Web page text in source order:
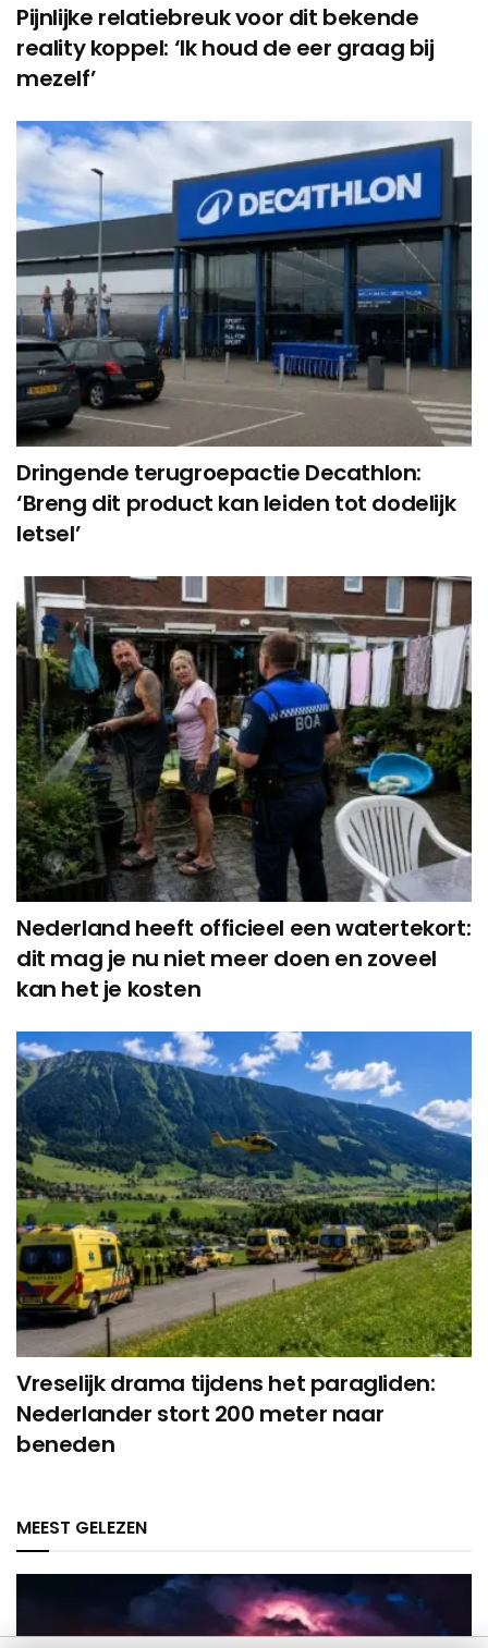
Pijnlijke relatiebreuk voor dit bekende
reality koppel: ‘Ik houd de eer graag bij
mezelf’
Dringende terugroepactie Decathlon:
‘Breng dit product kan leiden tot dodelijk
letsel’
Nederland heeft officieel een watertekort:
dit mag je nu niet meer doen en zoveel
kan het je kosten
Vreselijk drama tijdens het paragliden:
Nederlander stort 200 meter naar
beneden
MEEST GELEZEN